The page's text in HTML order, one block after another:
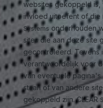
websites gekoppeld is,
invloed uitoefent of die
Systems onderhouden
sites die aan deze site
gecontroleerd. Tevens
verantwoordelijk voor
van eventuele
staan of van andere
gekoppeld zijn. CLEAR